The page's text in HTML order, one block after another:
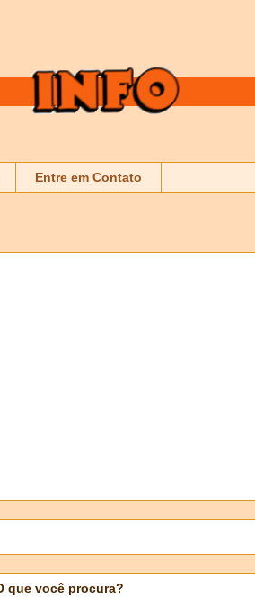
Entre em Contato
que você procura?